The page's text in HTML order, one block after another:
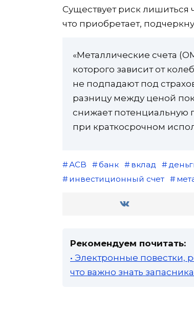
Существует риск лишиться
что приобретает,
«Металлические счета
которого зависит от
не подпадают под
разницу между ценой
снижает потенциальную
при краткосрочном
АСВ банк вклад
инвестиционный счет
Рекомендуем почитать:
• Электронные повестки,
что важно знать